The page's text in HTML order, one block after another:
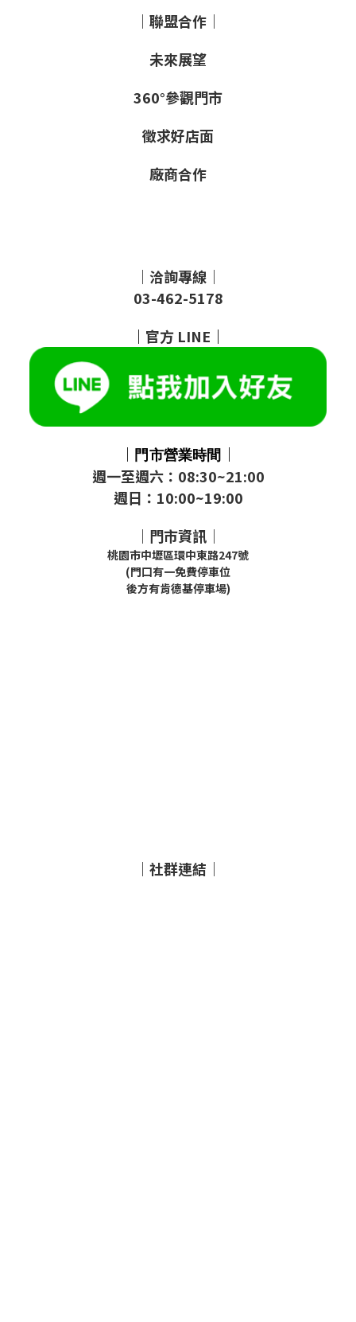
｜聯盟合作｜
未來展望
360°參觀門市
徵求好店面
廠商合作
｜洽詢專線｜
03-462-5178
｜ 官方 LINE ｜
｜ 門市營業時間 ｜
週一至週六：08:30~21:00
週日：10:00~19:00
｜門市資訊｜
桃園市中壢區環中東路247號
(門口有一免費停車位
後方有肯德基停車場)
｜社群連結｜